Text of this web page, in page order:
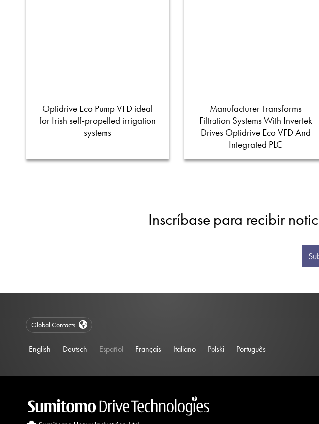
Optidrive Eco Pump VFD ideal
for Irish self-propelled irrigation
systems
Manufacturer Transforms
Filtration Systems With Invertek
Drives Optidrive Eco VFD And
Integrated PLC
Inscríbase para recibir
Global Contacts
English Deutsch Español Français Italiano Polski Português